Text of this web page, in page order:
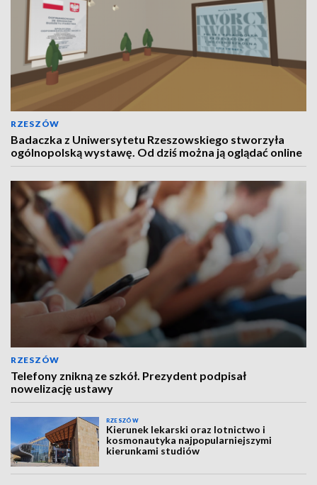
RZESZÓW
Badaczka z Uniwersytetu Rzeszowskiego stworzyła
ogólnopolską wystawę. Od dziś można ją oglądać online
RZESZÓW
Telefony znikną ze szkół. Prezydent podpisał
nowelizację ustawy
RZESZÓW
Kierunek lekarski oraz lotnictwo i
kosmonautyka najpopularniejszymi
kierunkami studiów